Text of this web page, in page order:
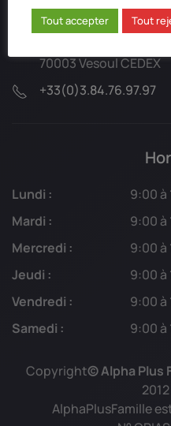
Alpha Plus Famille
70003 Vesoul CEDEX
+33(0)3.84.76.97.97
Lundi :
9:00 à
Mardi :
9:00 à
Mercredi :
9:00 à
Jeudi :
9:00 à
Vendredi :
9:00 à
Samedi :
9:00 à
Copyright© Alpha Plus
AlphaPlusFamille
Tout accepter Tout